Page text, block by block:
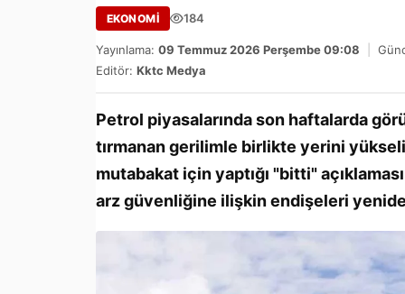
EKONOMİ 184
Yayınlama: 09 Temmuz 2026 Perşembe 09:08
Editör: Kktc Medya
Petrol piyasalarında son haftalarda
tırmanan gerilimle birlikte yerini
mutabakat için yaptığı "bitti"
arz güvenliğine ilişkin endişeleri